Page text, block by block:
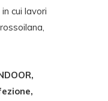
cui lavori